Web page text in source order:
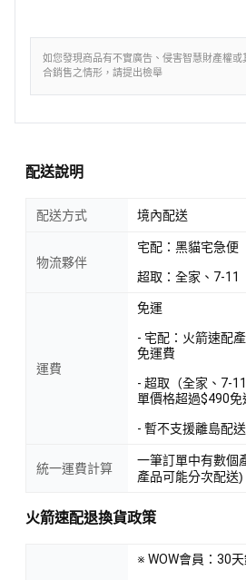
如您發現商品有不實廣告、侵害智慧財產權或
合銷售之情形，請提出檢舉
配送說明
配送方式 境內配送
物流夥伴
宅配：黑貓宅急便
超取：全家、7-11
運費
免運
- 宅配：火箭速配
免運費
- 超取（全家、7-
單價格超過$490免
- 暫不支援離島配送
統一運費計算
一筆訂單中有數個
產品可能分次配送)
火箭速配退換貨政策
※ WOW會員：30